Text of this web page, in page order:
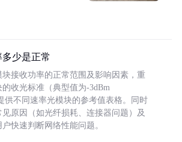
少是正常
接收功率的正常范围及影响因素，重
收光标准（典型值为-3dBm
供不同速率光模块的参考值表格。同时
原因（如光纤损耗、连接器问题）及
快速判断网络性能问题。